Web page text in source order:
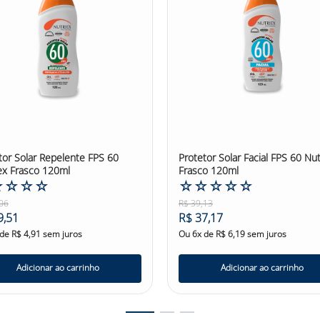
e UVB, o Protetor Solar Repelente FPS 30 Nutriex Dosador
sp. Sua fórmula é hipoalergênica,
Não perca mais tempo se preocupando com as
Dosador 1L e garanta uma proteção completa para a
#protetorsolardesegurança
Solar Repelente FPS 60
Frasco 120ml
☆☆☆
,51
R$4,91 sem juros
Adicionar ao carrinho
Protetor Solar Facial FPS 60
Frasco 120ml
☆☆☆☆☆
R$39,13
R$37,17
Ou6x de R$6,19sem juros
Adicionar ao carrinho